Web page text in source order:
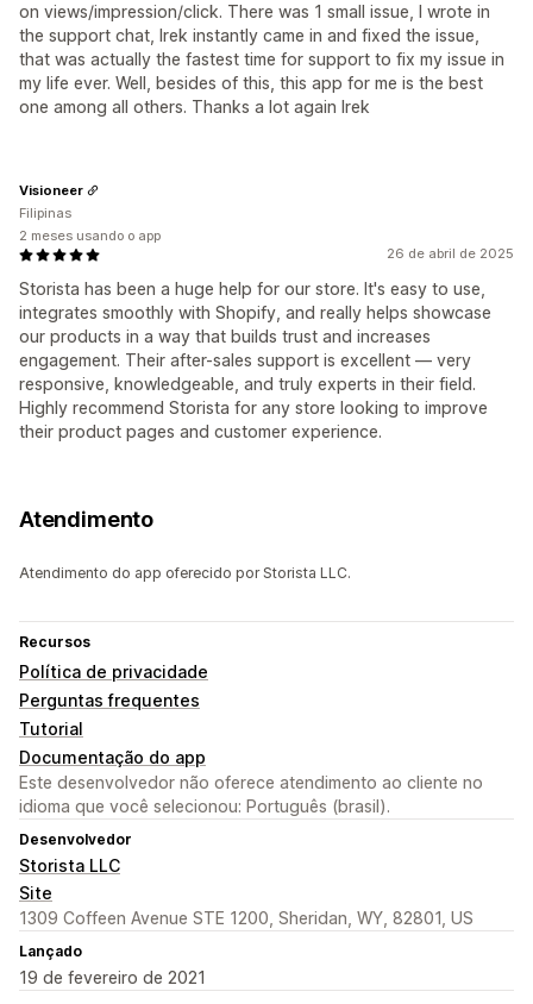
on views/impression/click. There was 1 small issue, I wrote in
the support chat, Irek instantly came in and fixed the issue,
that was actually the fastest time for support to fix my issue in
my life ever. Well, besides of this, this app for me is the best
one among all others. Thanks a lot again Irek
26 de abril de 2025
Storista has been a huge help for our store. It's easy to use,
integrates smoothly with Shopify, and really helps showcase
our products in a way that builds trust and increases
engagement. Their after-sales support is excellent — very
responsive, knowledgeable, and truly experts in their field.
Highly recommend Storista for any store looking to improve
their product pages and customer experience.
Visioneer
Filipinas
2 meses usando o app
Atendimento
Atendimento do app oferecido por Storista LLC.
Recursos
Política de privacidade
Perguntas frequentes
Tutorial
Documentação do app
Este desenvolvedor não oferece atendimento ao cliente no
idioma que você selecionou: Português (brasil).
Desenvolvedor
Storista LLC
Site
1309 Coffeen Avenue STE 1200, Sheridan, WY, 82801, US
Lançado
19 de fevereiro de 2021